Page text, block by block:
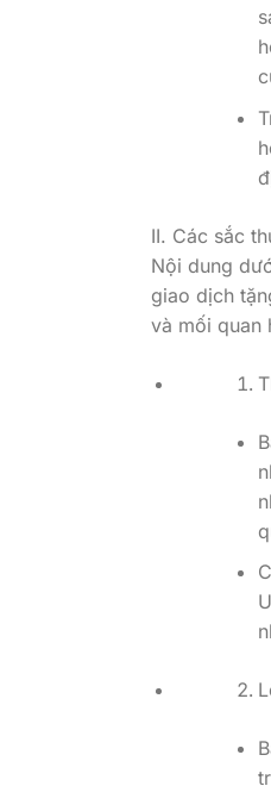
II. Các sắc
Nội dung
giao dịch
và mối quan